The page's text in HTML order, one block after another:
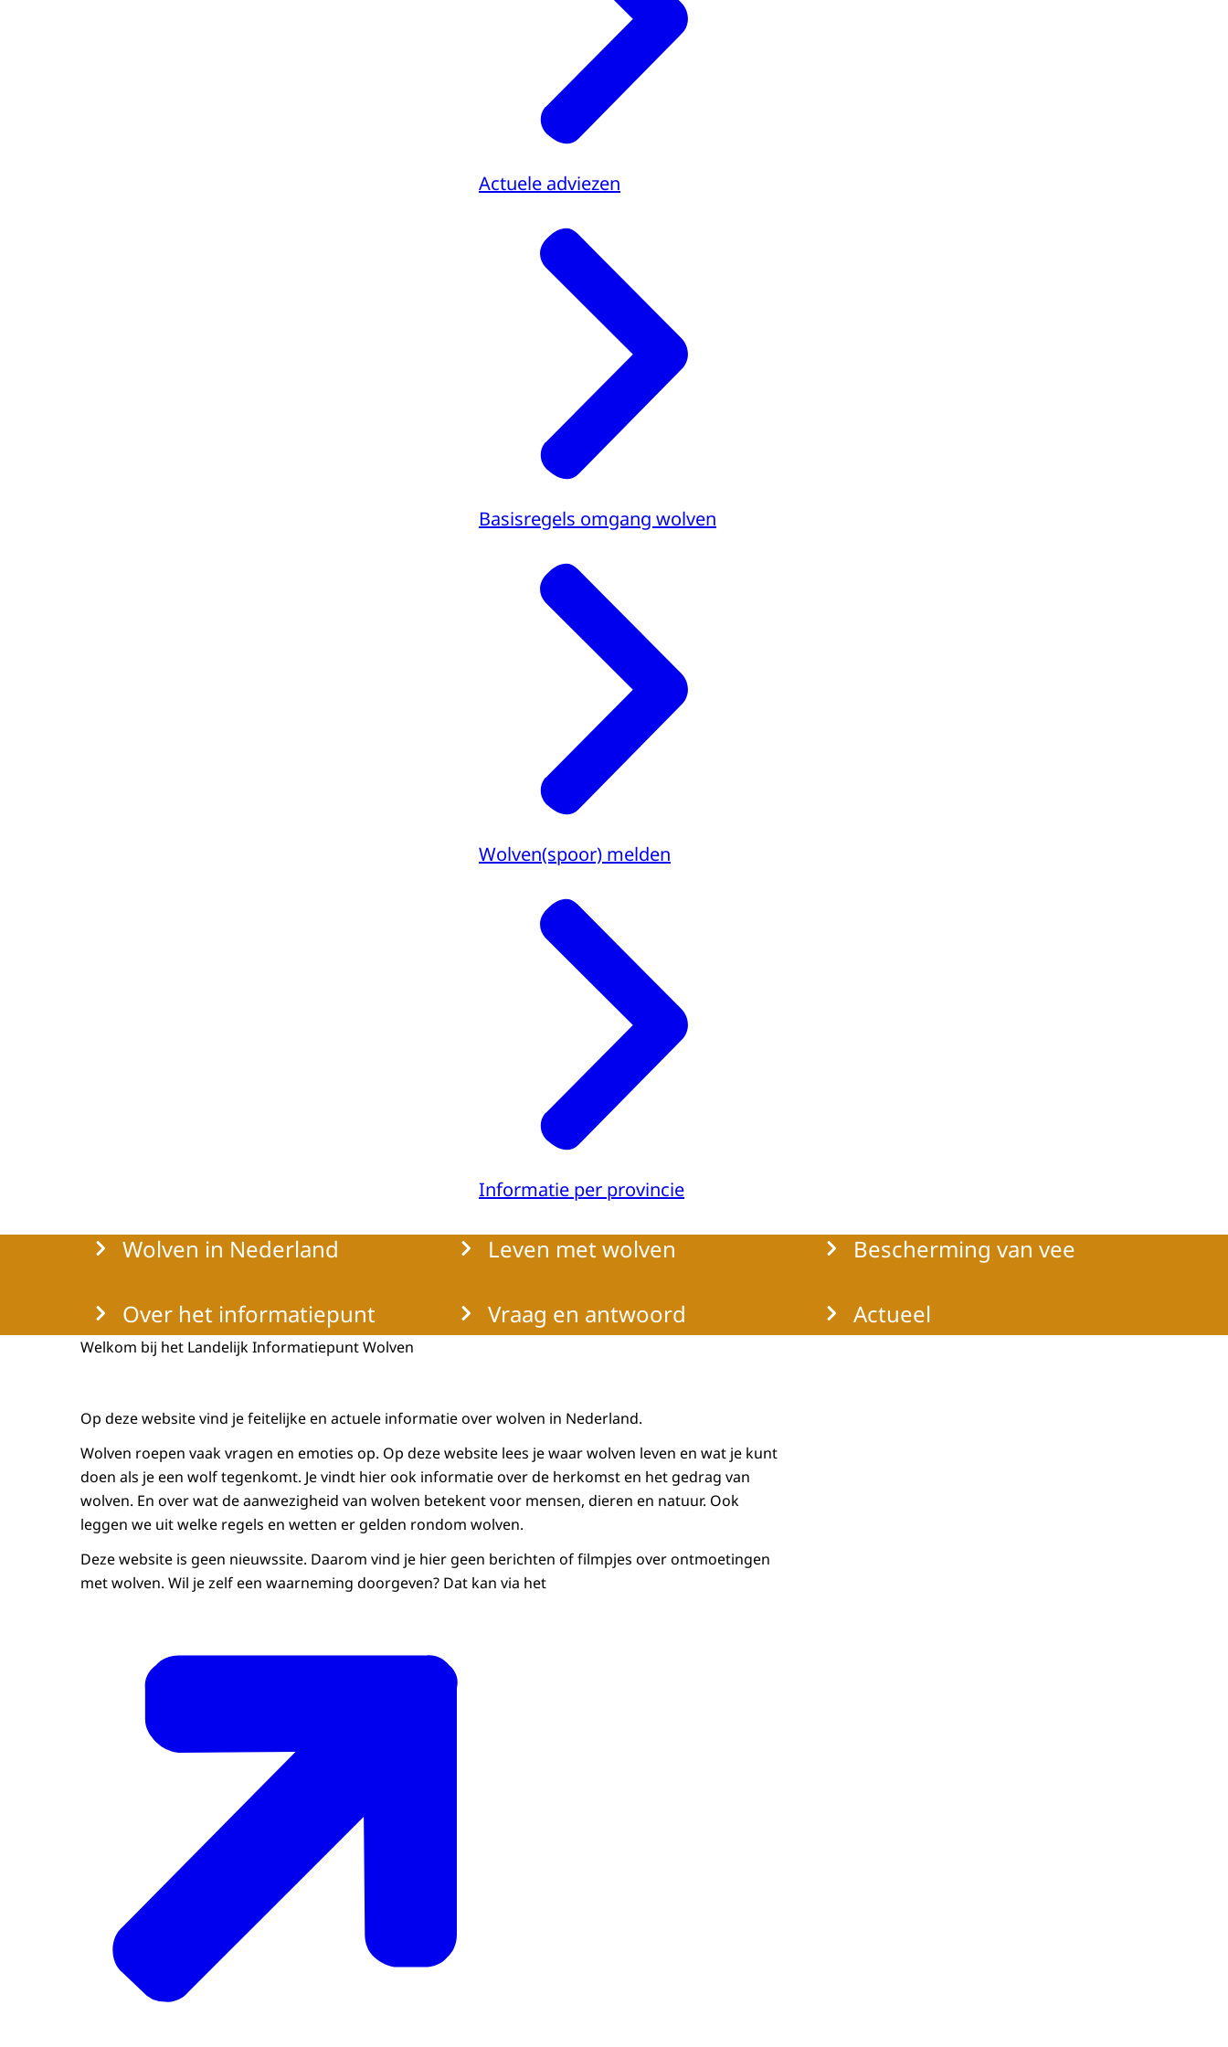
Actuele adviezen
Basisregels omgang wolven
Wolven(spoor) melden
Informatie per provincie
Wolven in Nederland Leven met wolven Bescherming van vee
Over het informatiepunt Vraag en antwoord Actueel
Welkom bij het Landelijk Informatiepunt Wolven
Op deze website vind je feitelijke en actuele informatie over wolven in Nederland.
Wolven roepen vaak vragen en emoties op. Op deze website lees je waar wolven leven en wat je kunt
doen als je een wolf tegenkomt. Je vindt hier ook informatie over de herkomst en het gedrag van
wolven. En over wat de aanwezigheid van wolven betekent voor mensen, dieren en natuur. Ook
leggen we uit welke regels en wetten er gelden rondom wolven.
Deze website is geen nieuwssite. Daarom vind je hier geen berichten of filmpjes over ontmoetingen
met wolven. Wil je zelf een waarneming doorgeven? Dat kan via het